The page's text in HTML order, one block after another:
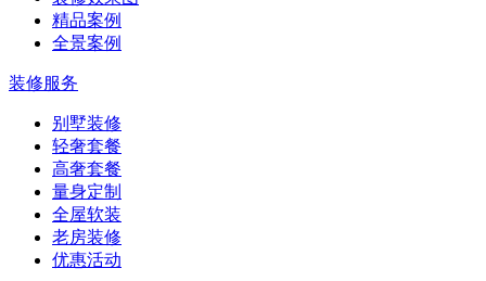
精品案例
全景案例
装修服务
别墅装修
轻奢套餐
高奢套餐
量身定制
全屋软装
老房装修
优惠活动